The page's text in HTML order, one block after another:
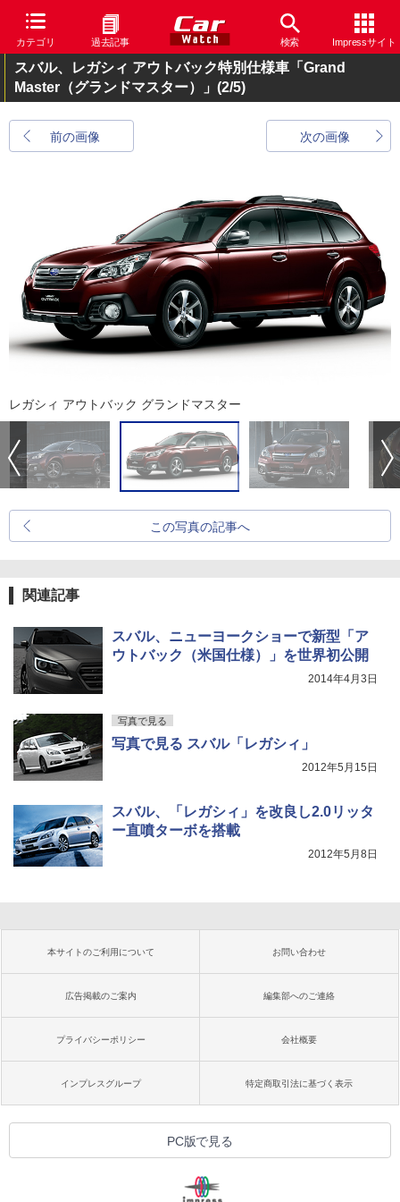
カテゴリ 過去記事 検索 Impressサイト
スバル、レガシィ アウトバック特別仕様車「Grand
Master（グランドマスター）」 (2/5)
前の画像 次の画像
レガシィ アウトバック グランドマスター
この写真の記事へ
関連記事
スバル、ニューヨークショーで新型「ア
ウトバック（米国仕様）」を世界初公開
2014年4月3日
写真で見る
写真で見る スバル「レガシィ」
2012年5月15日
スバル、「レガシィ」を改良し2.0リッタ
ー直噴ターボを搭載
2012年5月8日
本サイトのご利用について お問い合わせ
広告掲載のご案内 編集部へのご連絡
プライバシーポリシー 会社概要
インプレスグループ 特定商取引法に基づく表示
PC版で見る